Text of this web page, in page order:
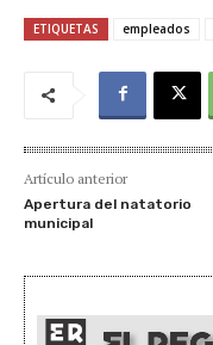
ETIQUETAS empleados
Artículo anterior
Apertura del natatorio
municipal